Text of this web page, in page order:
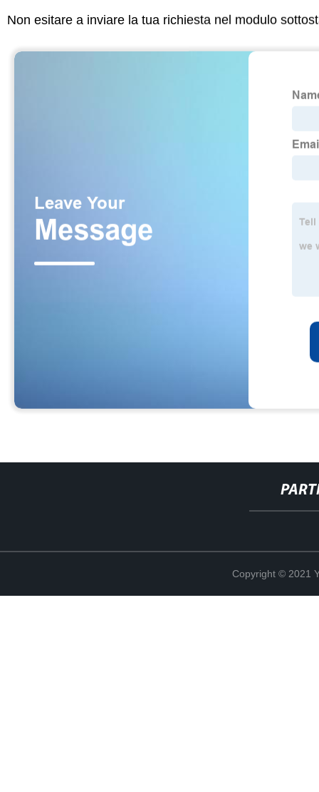
Non esitare a inviare la tua richiesta nel modulo
Copyright © 2021